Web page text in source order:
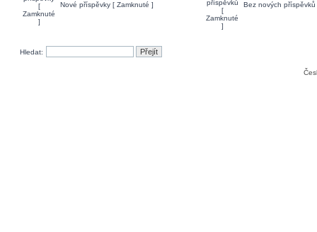
Nové příspěvky [ Zamknuté ] Bez nových
Hledat: